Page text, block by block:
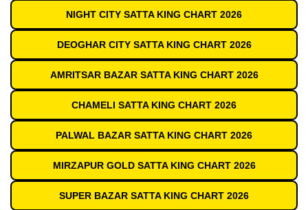
NIGHT CITY SATTA KING CHART 2026
DEOGHAR CITY SATTA KING CHART 2026
AMRITSAR BAZAR SATTA KING CHART 2026
CHAMELI SATTA KING CHART 2026
PALWAL BAZAR SATTA KING CHART 2026
MIRZAPUR GOLD SATTA KING CHART 2026
SUPER BAZAR SATTA KING CHART 2026